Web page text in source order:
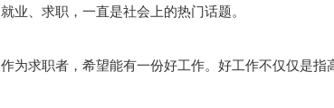
就业、求职，一直是社会上的热门话题。
作为求职者，希望能有一份好工作。好工作不仅仅是